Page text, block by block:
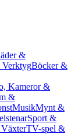
&
Böcker &
Kameror &
&
MusikMynt &
Sport &
TV-spel &